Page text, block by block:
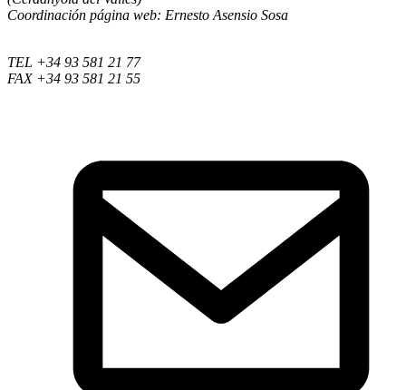
Coordinación página web: Ernesto Asensio Sosa
TEL +34 93 581 21 77
FAX +34 93 581 21 55